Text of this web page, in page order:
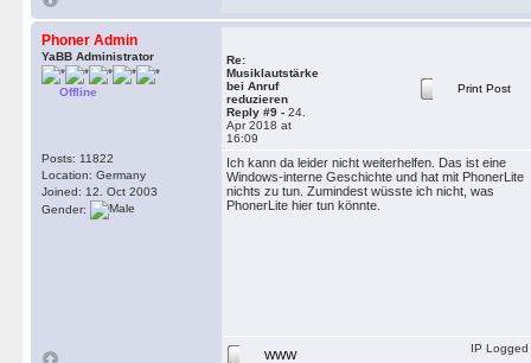
Phoner Admin
YaBB Administrator
Offline
Posts: 11822
Location: Germany
Joined: 12. Oct 2003
Gender:
Re:
Musiklautstärke
bei Anruf
reduzieren
Reply #9 - 24.
Apr 2018 at
16:09
Print Post
Ich kann da leider nicht weiterhelfen. Das ist eine
Windows-interne Geschichte und hat mit PhonerLite
nichts zu tun. Zumindest wüsste ich nicht, was
PhonerLite hier tun könnte.
WWW
IP Logged